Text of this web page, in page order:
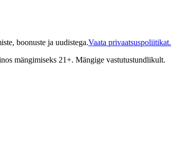
boonuste ja uudistega.Vaata privaatsuspoliitikat.
mängimiseks 21+. Mängige vastutustundlikult.